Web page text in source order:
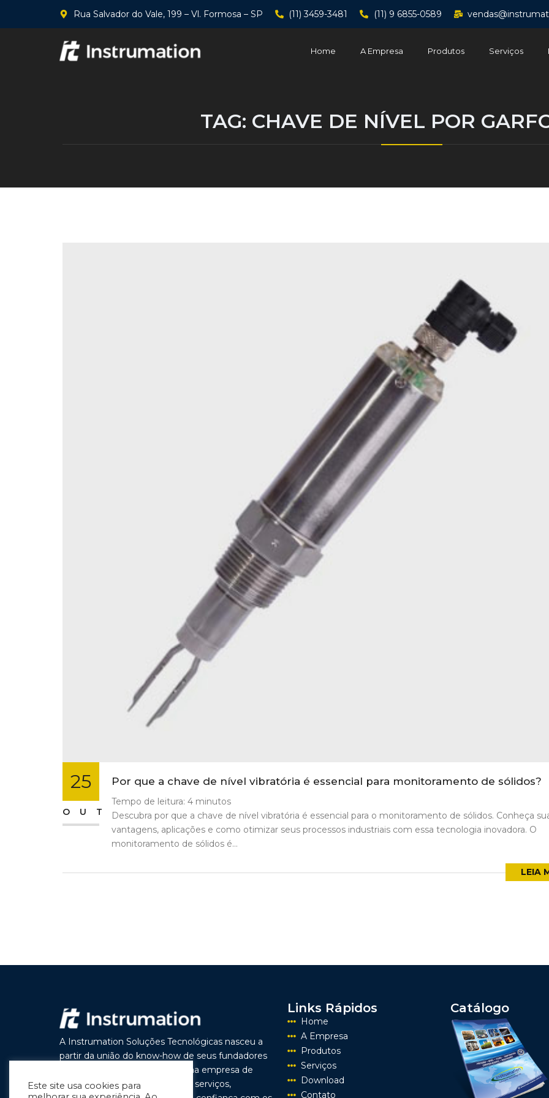
Rua Salvador do Vale, 199 – Vl. Formosa – SP (11) 3459-3481 (11) 9 6855-0589
Home A Empresa Produtos Serviços
TAG: CHAVE DE NÍVEL POR
25
OUT
Por que a chave de nível vibratória é essencial para monitoramento de sólidos?
Tempo de leitura: 4 minutos
Descubra por que a chave de nível vibratória é essencial para o monitoramento de sólidos. Conheça
vantagens, aplicações e como otimizar seus processos industriais com essa tecnologia inovadora. O
monitoramento de sólidos é...
LEIA
A Instrumation Soluções Tecnológicas nasceu a
partir da união do know-how de seus fundadores
com o objetivo de construir uma empresa de
vanguarda por seus produtos e serviços,
Links Rápidos
Home
A Empresa
Produtos
Serviços
Download
Contato
Catálogo
Este site usa cookies para